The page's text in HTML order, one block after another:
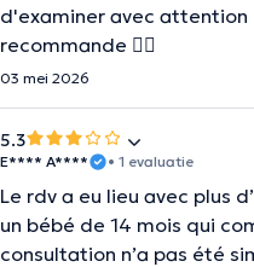
d'examiner avec attention
recommande 👌🏻
03 mei 2026
5.3
E**** A**** • 1 evaluatie
Le rdv a eu lieu avec plus
un bébé de 14 mois qui
consultation n’a pas été